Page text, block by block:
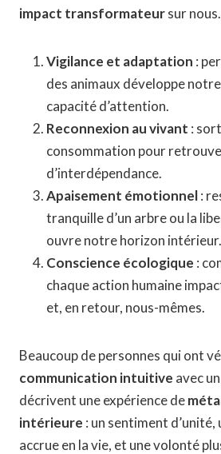
impact transformateursur nous.
Vigilance et adaptation :
des animaux développe
capacité d’attention.
Reconnexion au vivant :
consommation pour
d’interdépendance.
Apaisement émotionnel:
tranquille d’un arbre ou la
ouvre notre horizon intérieur.
Conscience écologique :
chaque action humaine
et, en retour, nous-mêmes.
Beaucoup de personnes qui ont
communication intuitive avec
décrivent une expérience de
intérieure : un sentiment d’unité,
accrue en la vie, et une volonté